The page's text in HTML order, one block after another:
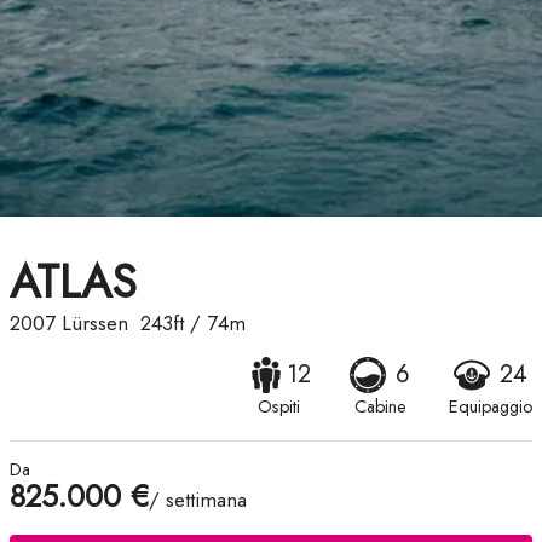
ATLAS
2007 Lürssen 243ft/ 74m
12
Ospiti
6
Cabine
24
Equipaggio
Da
825.000 €/ settimana